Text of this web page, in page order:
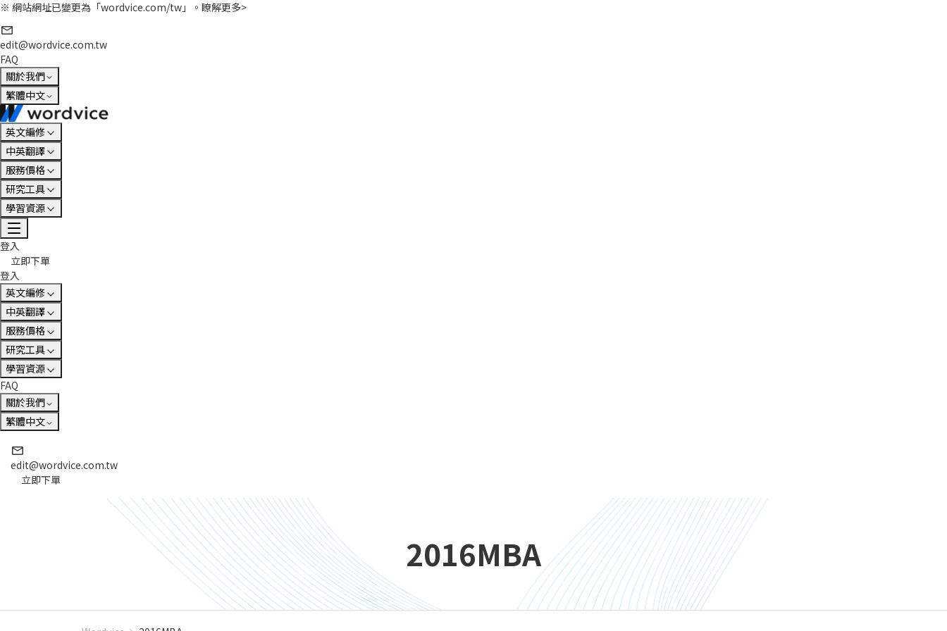
※ 網站網址已變更為「wordvice.com/tw」。 瞭解更多>
edit@wordvice.com.tw
FAQ
關於我們
繁體中文
英文編修
中英翻譯
服務價格
研究工具
學習資源
登入
立即下單
登入
英文編修
中英翻譯
服務價格
研究工具
學習資源
FAQ
關於我們
繁體中文
edit@wordvice.com.tw
立即下單
2016MBA